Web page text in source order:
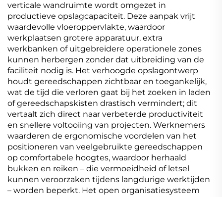
verticale wandruimte wordt omgezet in
productieve opslagcapaciteit. Deze aanpak vrijt
waardevolle vloeroppervlakte, waardoor
werkplaatsen grotere apparatuur, extra
werkbanken of uitgebreidere operationele zones
kunnen herbergen zonder dat uitbreiding van de
faciliteit nodig is. Het verhoogde opslagontwerp
houdt gereedschappen zichtbaar en toegankelijk,
wat de tijd die verloren gaat bij het zoeken in laden
of gereedschapskisten drastisch vermindert; dit
vertaalt zich direct naar verbeterde productiviteit
en snellere voltooiing van projecten. Werknemers
waarderen de ergonomische voordelen van het
positioneren van veelgebruikte gereedschappen
op comfortabele hoogtes, waardoor herhaald
bukken en reiken – die vermoeidheid of letsel
kunnen veroorzaken tijdens langdurige werktijden
– worden beperkt. Het open organisatiesysteem